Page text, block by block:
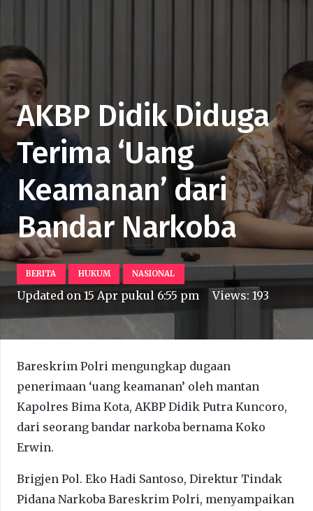
AKBP Didik Diduga
Terima ‘Uang
Keamanan’ dari
Bandar Narkoba
BERITA HUKUM NASIONAL
Updated on 15 Apr pukul 6:55 pm Views:193
Bareskrim Polri mengungkap dugaan
penerimaan ‘uang keamanan’ oleh mantan
Kapolres Bima Kota, AKBP Didik Putra Kuncoro,
dari seorang bandar narkoba bernama Koko
Erwin.
Brigjen Pol. Eko Hadi Santoso, Direktur Tindak
Pidana Narkoba Bareskrim Polri, menyampaikan